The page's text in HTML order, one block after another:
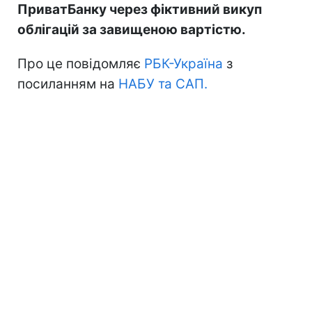
ПриватБанку через фіктивний викуп
облігацій за завищеною вартістю.
Про це повідомляє РБК-Україна з
посиланням на НАБУ та САП.